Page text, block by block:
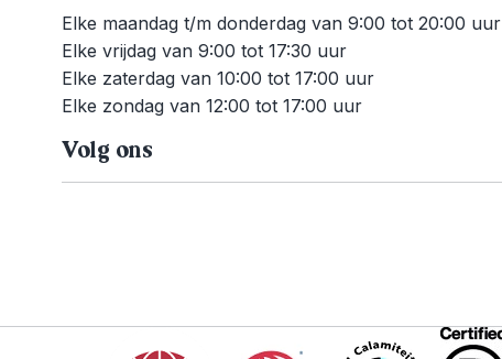
Elke maandag t/m donderdag van 9:00 tot 20:00 uur
Elke vrijdag van 9:00 tot 17:30 uur
Elke zaterdag van 10:00 tot 17:00 uur
Elke zondag van 12:00 tot 17:00 uur
Volg ons